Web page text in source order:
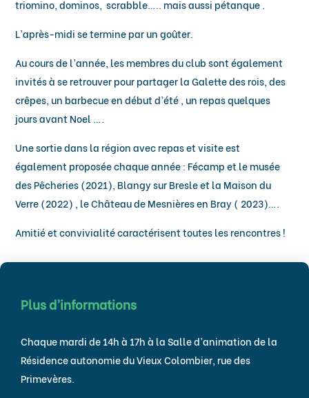
triomino, dominos, scrabble….. mais aussi pétanque .
L’après-midi se termine par un goûter.
Au cours de l’année, les membres du club sont également
invités à se retrouver pour partager la Galette des rois, des
crêpes, un barbecue en début d’été , un repas quelques
jours avant Noel ….
Une sortie dans la région avec repas et visite est
également proposée chaque année : Fécamp et le musée
des Pêcheries (2021), Blangy sur Bresle et la Maison du
Verre (2022) , le Château de Mesnières en Bray ( 2023)….
Amitié et convivialité caractérisent toutes les rencontres !
Plus d’informations
Chaque mardi de 14h à 17h à la Salle d’animation de la
Résidence autonomie du Vieux Colombier, rue des
Primevères.